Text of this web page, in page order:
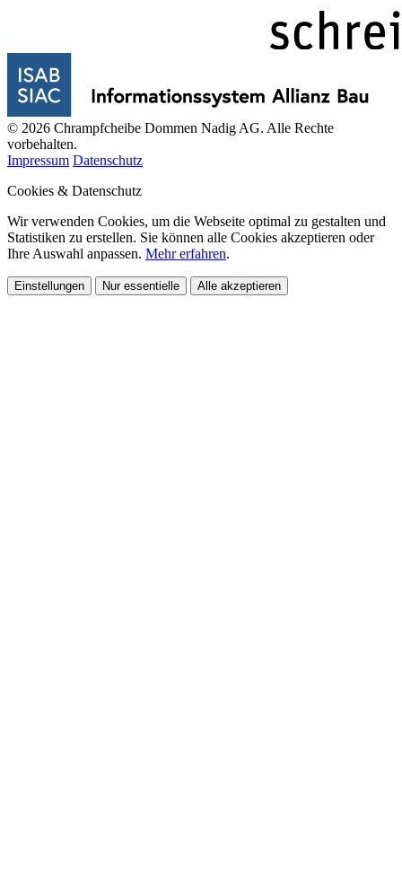
© 2026 Chrampfcheibe Dommen Nadig AG. Alle Rechte
vorbehalten.
Impressum Datenschutz
Cookies & Datenschutz
Wir verwenden Cookies, um die Webseite optimal zu gestalten und
Statistiken zu erstellen. Sie können alle Cookies akzeptieren oder
Ihre Auswahl anpassen. Mehr erfahren.
Einstellungen Nur essentielle Alle akzeptieren